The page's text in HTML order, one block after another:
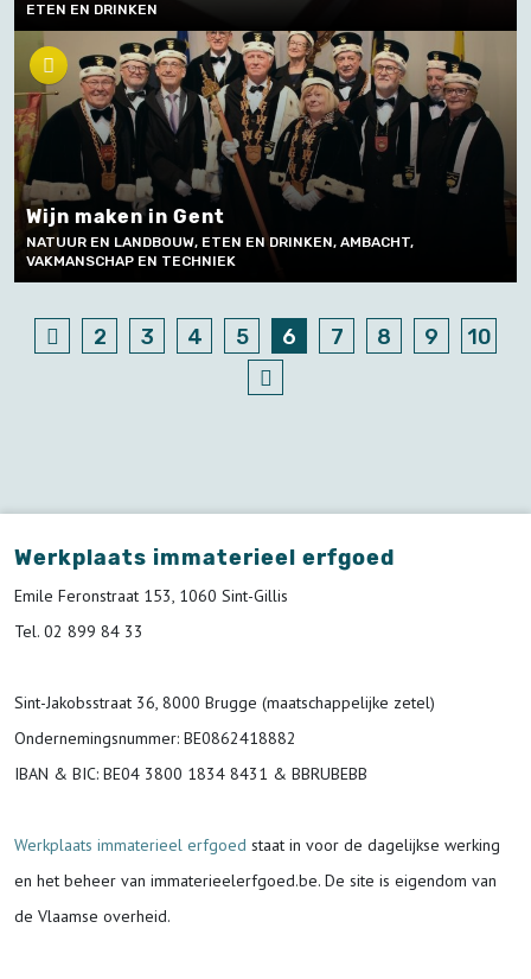
Wijn maken in Gent
NATUUR EN LANDBOUW, ETEN EN DRINKEN, AMBACHT,
VAKMANSCHAP EN TECHNIEK
ETEN EN DRINKEN
2 3 4 5 6 7 8 9 10
Werkplaats immaterieel erfgoed
Emile Feronstraat 153, 1060 Sint-Gillis
Tel. 02 899 84 33
Sint-Jakobsstraat 36, 8000 Brugge (maatschappelijke zetel)
Ondernemingsnummer: BE0862418882
IBAN & BIC: BE04 3800 1834 8431 & BBRUBEBB
Werkplaats immaterieel erfgoed staat in voor de dagelijkse werking
en het beheer van immaterieelerfgoed.be. De site is eigendom van
de Vlaamse overheid.